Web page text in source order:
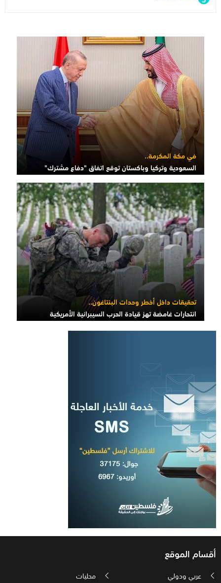
في مكة المكرمة..
السعودية وتركيا وباكستان توقع اتفاق "دفاع مشترك"
تحقيقات داخل أخطر وحدات البنتاغون..
انتحارات غامضة تهز قيادة الحرب السيبرانية الأمريكية
أقسام الموقع
عربي ودولي
محليات